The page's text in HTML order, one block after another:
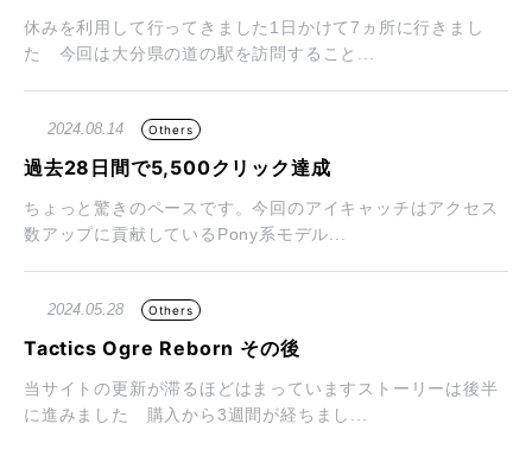
休みを利用して行ってきました1日かけて7ヵ所に行きまし
た 今回は大分県の道の駅を訪問すること...
2024.08.14 Others
過去28日間で5,500クリック達成
ちょっと驚きのペースです。今回のアイキャッチはアクセス
数アップに貢献しているPony系モデル...
2024.05.28 Others
Tactics Ogre Reborn その後
当サイトの更新が滞るほどはまっていますストーリーは後半
に進みました 購入から3週間が経ちまし...